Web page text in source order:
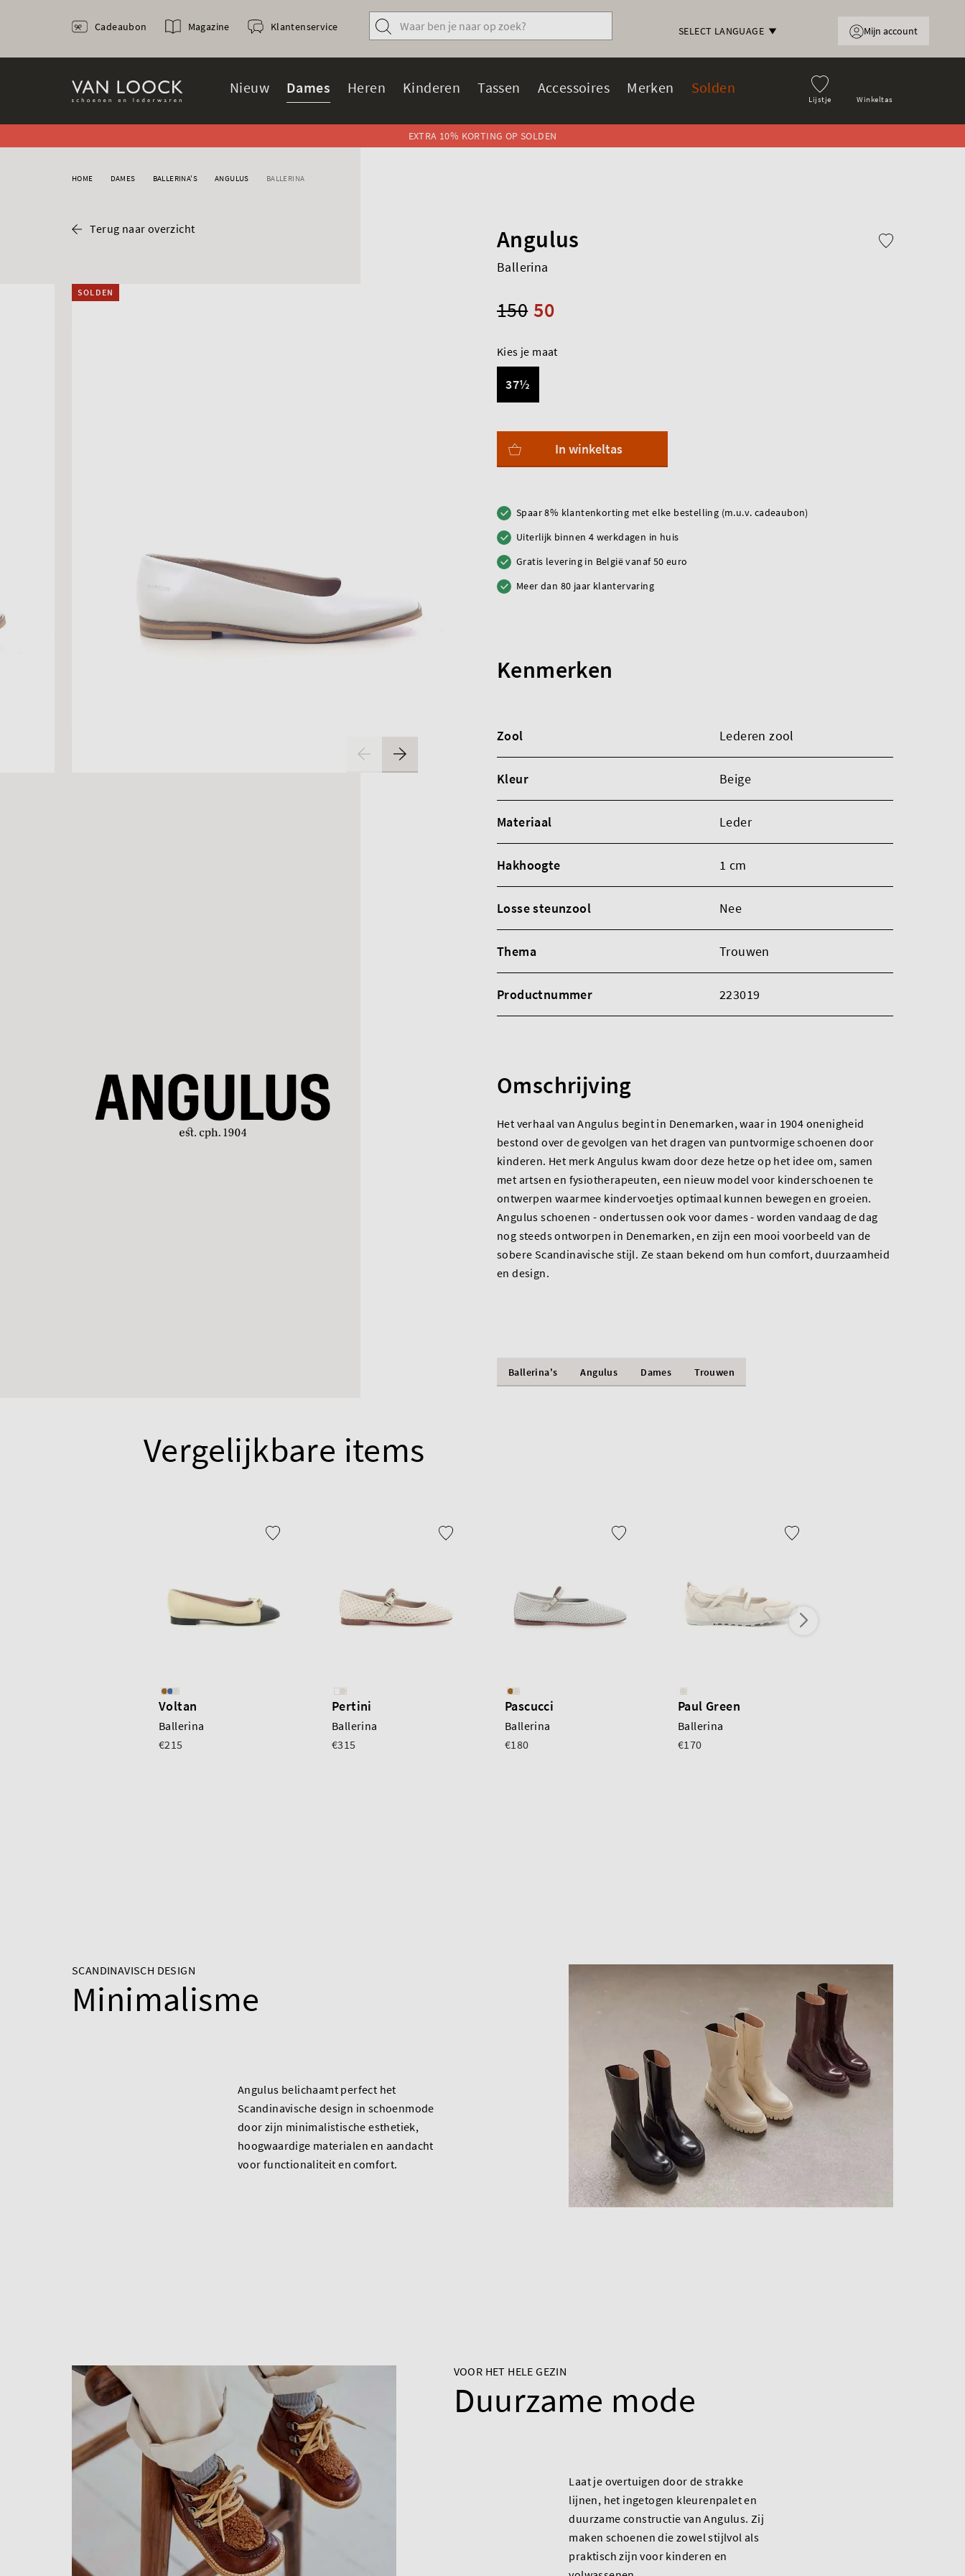
SELECT LANGUAGE
Lijstje Winkeltas
Nieuw Dames Heren Kinderen Tassen Accessoires Merken Solden
Cadeaubon Magazine Klantenservice Mijn account
EXTRA 10% KORTING OP SOLDEN
HOME DAMES BALLERINA'S ANGULUS BALLERINA
Terug naar overzicht
SOLDEN
Angulus
Ballerina
50
150
Kies je maat
37½
In winkeltas
Spaar 8% klantenkorting met elke bestelling (m.u.v. cadeaubon)
Uiterlijk binnen 4 werkdagen in huis
Gratis levering in België vanaf 50 euro
Meer dan 80 jaar klantervaring
Kenmerken
Zool Lederen zool
Kleur Beige
Materiaal Leder
Hakhoogte 1 cm
Losse steunzool Nee
Thema Trouwen
Productnummer 223019
Omschrijving
Het verhaal van Angulus begint in Denemarken, waar in 1904 onenigheid
bestond over de gevolgen van het dragen van puntvormige schoenen door
kinderen. Het merk Angulus kwam door deze hetze op het idee om, samen
met artsen en fysiotherapeuten, een nieuw model voor kinderschoenen te
ontwerpen waarmee kindervoetjes optimaal kunnen bewegen en groeien.
Angulus schoenen - ondertussen ook voor dames - worden vandaag de dag
nog steeds ontworpen in Denemarken, en zijn een mooi voorbeeld van de
sobere Scandinavische stijl. Ze staan bekend om hun comfort, duurzaamheid
en design.
Ballerina's Angulus Dames Trouwen
Vergelijkbare items
Voltan
Ballerina
€215
Pertini
Ballerina
€315
Pascucci
Ballerina
€180
Paul Green
Ballerina
€170
SCANDINAVISCH DESIGN
Minimalisme
Angulus belichaamt perfect het
Scandinavische design in schoenmode
door zijn minimalistische esthetiek,
hoogwaardige materialen en aandacht
voor functionaliteit en comfort.
VOOR HET HELE GEZIN
Duurzame mode
Laat je overtuigen door de strakke
lijnen, het ingetogen kleurenpalet en
duurzame constructie van Angulus. Zij
maken schoenen die zowel stijlvol als
praktisch zijn voor kinderen en